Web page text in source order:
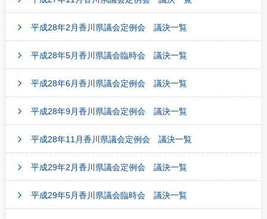
平成28年2月香川県議会定例会 議決一覧
平成28年5月香川県議会臨時会 議決一覧
平成28年6月香川県議会定例会 議決一覧
平成28年9月香川県議会定例会 議決一覧
平成28年11月香川県議会定例会 議決一覧
平成29年2月香川県議会定例会 議決一覧
平成29年5月香川県議会臨時会 議決一覧